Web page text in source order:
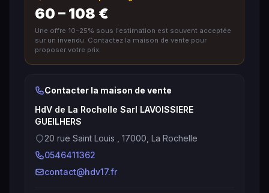
60 – 108 €
Une offre 10–25% sous l'estimation est souvent acceptée
sur un invendu. Contactez la maison de vente pour
proposer votre prix.
Contacter la maison de vente
HdV de La Rochelle Sarl LAVOISSIERE
GUEILHERS
20 rue Saint Louis , 17000, La Rochelle
0546411362
contact@hdv17.fr